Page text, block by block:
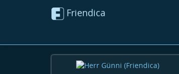
Friendica